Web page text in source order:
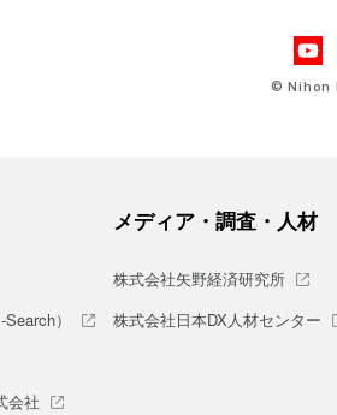
© Nihon
）
会社
メディア・調査・人材
株式会社矢野経済研究所
株式会社日本DX人材センター